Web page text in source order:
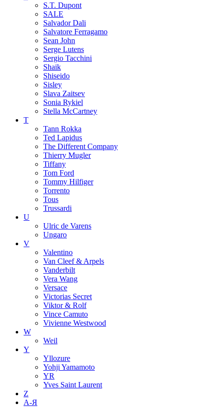
S.T. Dupont
SALE
Salvador Dali
Salvatore Ferragamo
Sean John
Serge Lutens
Sergio Tacchini
Shaik
Shiseido
Sisley
Slava Zaitsev
Sonia Rykiel
Stella McCartney
T
Tann Rokka
Ted Lapidus
The Different Company
Thierry Mugler
Tiffany
Tom Ford
Tommy Hilfiger
Torrento
Tous
Trussardi
U
Ulric de Varens
Ungaro
V
Valentino
Van Cleef & Arpels
Vanderbilt
Vera Wang
Versace
Victorias Secret
Viktor & Rolf
Vince Camuto
Vivienne Westwood
W
Weil
Y
Yllozure
Yohji Yamamoto
YR
Yves Saint Laurent
Z
А-Я